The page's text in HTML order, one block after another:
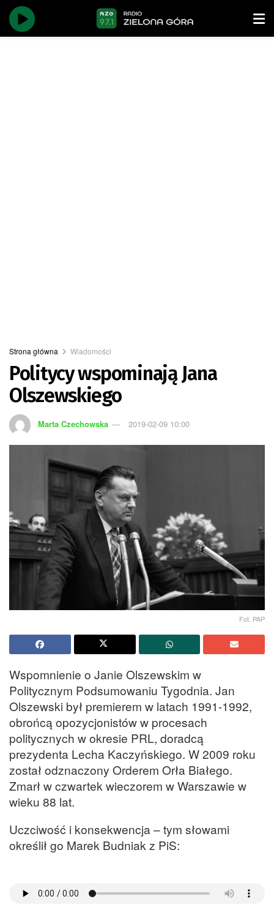
Strona główna Wiadomości
Politycy wspominają Jana
Olszewskiego
Marta Czechowska 2019-02-09 10:00
Fot. PAP
Wspomnienie o Janie Olszewskim w
Politycznym Podsumowaniu Tygodnia. Jan
Olszewski był premierem w latach 1991-1992,
obrońcą opozycjonistów w procesach
politycznych w okresie PRL, doradcą
prezydenta Lecha Kaczyńskiego. W 2009 roku
został odznaczony Orderem Orła Białego.
Zmarł w czwartek wieczorem w Warszawie w
wieku 88 lat.
Uczciwość i konsekwencja – tym słowami
określił go Marek Budniak z PiS: